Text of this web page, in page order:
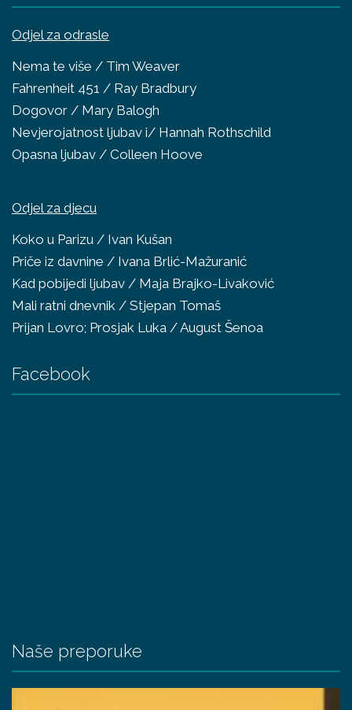
Odjel za odrasle
Nema te više / Tim Weaver
Fahrenheit 451 / Ray Bradbury
Dogovor / Mary Balogh
Nevjerojatnost ljubav i/ Hannah Rothschild
Opasna ljubav / Colleen Hoove
Odjel za djecu
Koko u Parizu / Ivan Kušan
Priče iz davnine / Ivana Brlić-Mažuranić
Kad pobijedi ljubav / Maja Brajko-Livaković
Mali ratni dnevnik / Stjepan Tomaš
Prijan Lovro; Prosjak Luka / August Šenoa
Facebook
Naše preporuke